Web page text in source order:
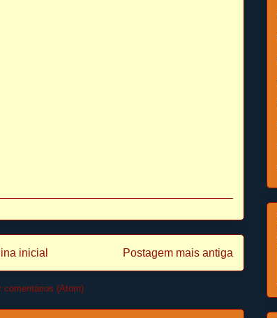
Postagem mais antiga
inicial
comentários (Atom)